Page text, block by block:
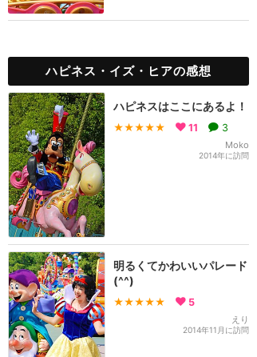
ハピネス・イズ・ヒアの感想
ハピネスはここにあるよ！
★★★★★ 11 3
Moko
2014年に訪問
明るくてかわいいパレード
(^^)
★★★★★ 5
えり
2014年11月に訪問